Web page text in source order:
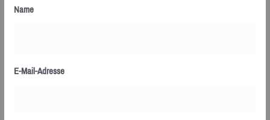
Name
E-Mail-Adresse